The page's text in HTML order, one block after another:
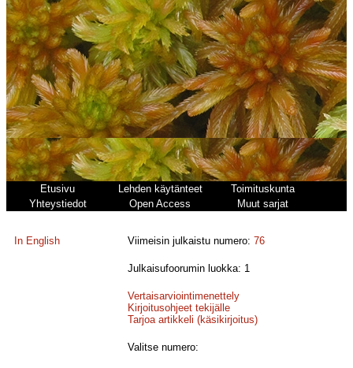
Etusivu Lehden käytänteet
Toimituskunta
Yhteystiedot
Open Access Muut sarjat
In English Viimeisin julkaistu numero:76
Julkaisufoorumin luokka: 1
Vertaisarviointimenettely
Kirjoitusohjeet tekijälle
Tarjoa artikkeli (käsikirjoitus)
Valitse numero: